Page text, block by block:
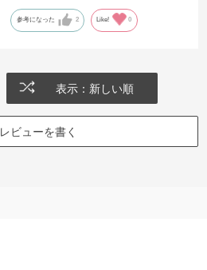
参考になった 2 Like! 0
表示：新しい順
レビューを書く